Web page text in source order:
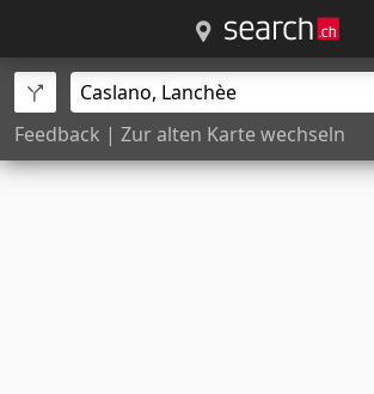
Feedback | Zur alten Karte wechseln